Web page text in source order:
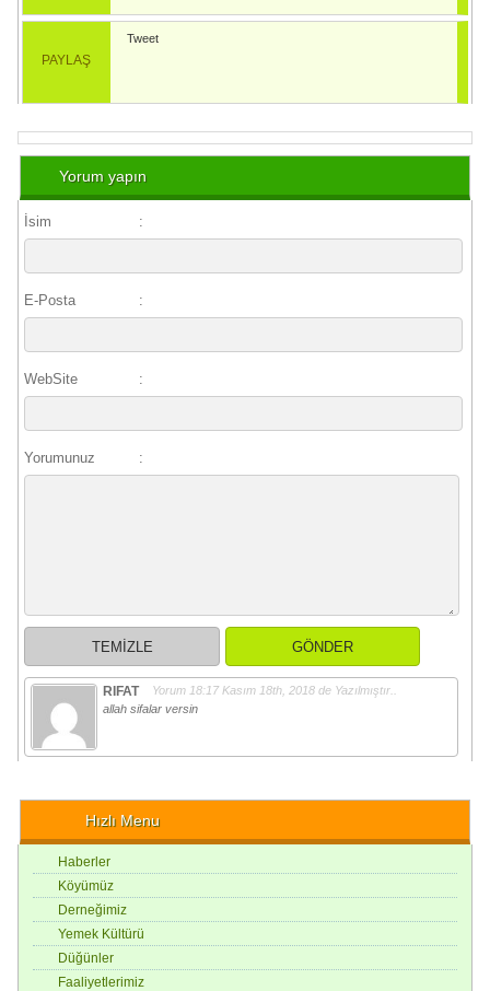
PAYLAŞ
Tweet
Yorum yapın
İsim :
E-Posta :
WebSite :
Yorumunuz :
RIFAT Yorum 18:17 Kasım 18th, 2018 de Yazılmıştır..
allah sifalar versin
Hızlı Menu
Haberler
Köyümüz
Derneğimiz
Yemek Kültürü
Düğünler
Faaliyetlerimiz